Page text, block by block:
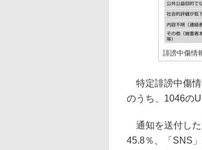
誹謗中傷情
特定誹謗中傷情
のうち、1046の
通知を送付した
45.8％、「SNS